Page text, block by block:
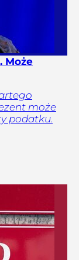
Może
może
podatku.